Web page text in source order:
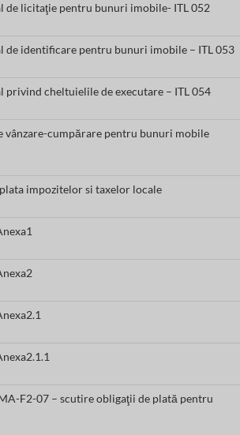
de licitaţie pentru bunuri imobile- ITL 052
de identificare pentru bunuri imobile – ITL 053
privind cheltuielile de executare – ITL 054
vânzare-cumpărare pentru bunuri mobile
impozitelor si taxelor locale
F2-07 – scutire obligaţii de plată pentru